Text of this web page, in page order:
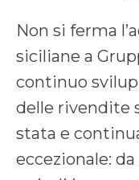
Non si ferma
siciliane a
continuo
delle rivendite
stata e
eccezionale: